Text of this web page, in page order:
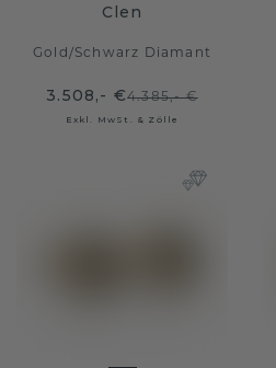
Clen
Gold /Schwarz Diamant
3.508,- €4.385,- €
Exkl. MwSt. & Zölle